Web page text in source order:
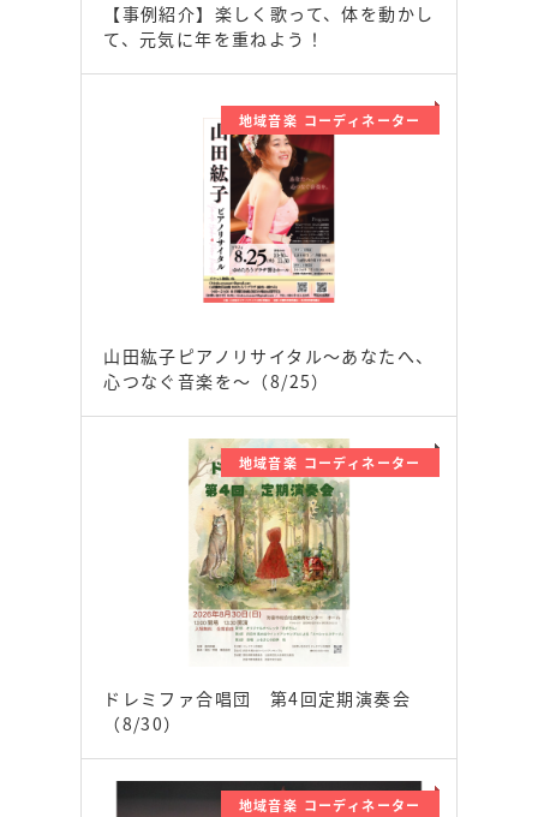
【事例紹介】楽しく歌って、体を動かし
て、元気に年を重ねよう！
地域音楽 コーディネーター
山田紘子ピアノリサイタル～あなたへ、
心つなぐ音楽を～（8/25）
地域音楽 コーディネーター
ドレミファ合唱団 第4回定期演奏会
（8/30）
地域音楽 コーディネーター